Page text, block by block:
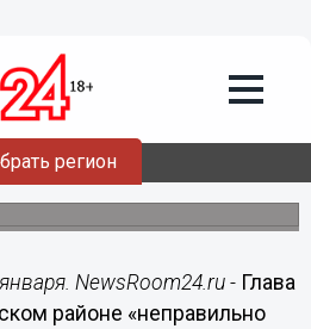
регион
в Сосновском районе
переносить
о порядке обжалования
к административной
NewsRoom24.ru - Глава
районе «неправильно